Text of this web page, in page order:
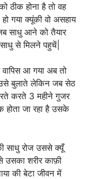
ठीक होना है तो वह
गया क्यूंकी वो असहाय
साधु आने को तैयार
से मिलने पहुचें|
आ गया अब तो
उसे बुलाते लेकिन जब सेठ
करते 3 महीने गुजर
जा रहा है उसके
साधु रोज उससे क्यूँ
उसका शरीर काफ़ी
की बेटा जीवन में